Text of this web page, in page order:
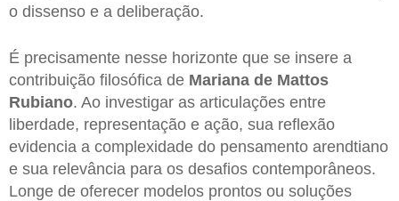
o dissenso e a deliberação.
É precisamente nesse horizonte que se insere a
contribuição filosófica de Mariana de Mattos
Rubiano. Ao investigar as articulações entre
liberdade, representação e ação, sua reflexão
evidencia a complexidade do pensamento arendtiano
e sua relevância para os desafios contemporâneos.
Longe de oferecer modelos prontos ou soluções